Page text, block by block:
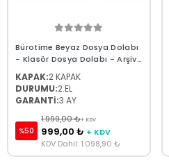
Bürotime Beyaz Dosya Dolabı
- Klasör Dosya Dolabı - Arşiv
KAPAK:2 KAPAK
DURUMU:2.EL
GARANTİ:3 AY
%50
1.999,00 ₺+ KDV
999,00 ₺ + KDV
KDV Dahil: 1.098,90 ₺